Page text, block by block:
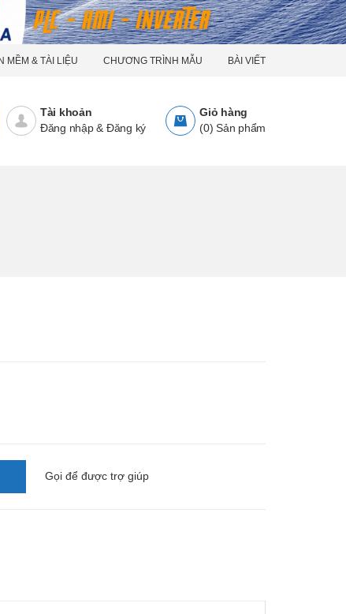
MỀM & TÀI LIỆU CHƯƠNG TRÌNH MẪU BÀI VIẾT
Giỏ hàng
(0) Sản phẩm
Tài khoản
Đăng nhập& Đăng ký
Gọi để được trợ giúp